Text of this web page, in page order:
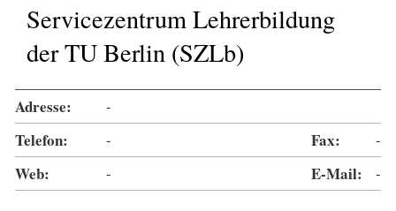
Servicezentrum Lehrerbildung
der TU Berlin (SZLb)
Adresse: -
Telefon: - Fax: -
Web: - E-Mail: -